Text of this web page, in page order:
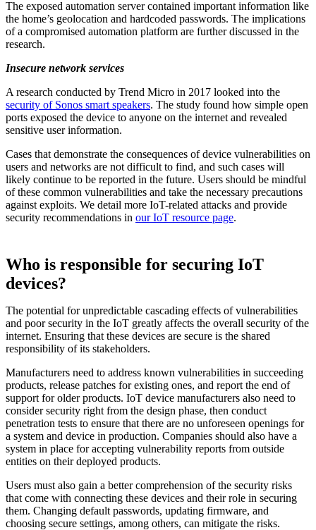
The exposed automation server contained important information like
the home’s geolocation and hardcoded passwords. The implications
of a compromised automation platform are further discussed in the
research.
Insecure network services
A research conducted by Trend Micro in 2017 looked into the
security of Sonos smart speakers. The study found how simple open
ports exposed the device to anyone on the internet and revealed
sensitive user information.
Cases that demonstrate the consequences of device vulnerabilities on
users and networks are not difficult to find, and such cases will
likely continue to be reported in the future. Users should be mindful
of these common vulnerabilities and take the necessary precautions
against exploits. We detail more IoT-related attacks and provide
security recommendations in our IoT resource page.
Who is responsible for securing IoT
devices?
The potential for unpredictable cascading effects of vulnerabilities
and poor security in the IoT greatly affects the overall security of the
internet. Ensuring that these devices are secure is the shared
responsibility of its stakeholders.
Manufacturers need to address known vulnerabilities in succeeding
products, release patches for existing ones, and report the end of
support for older products. IoT device manufacturers also need to
consider security right from the design phase, then conduct
penetration tests to ensure that there are no unforeseen openings for
a system and device in production. Companies should also have a
system in place for accepting vulnerability reports from outside
entities on their deployed products.
Users must also gain a better comprehension of the security risks
that come with connecting these devices and their role in securing
them. Changing default passwords, updating firmware, and
choosing secure settings, among others, can mitigate the risks.